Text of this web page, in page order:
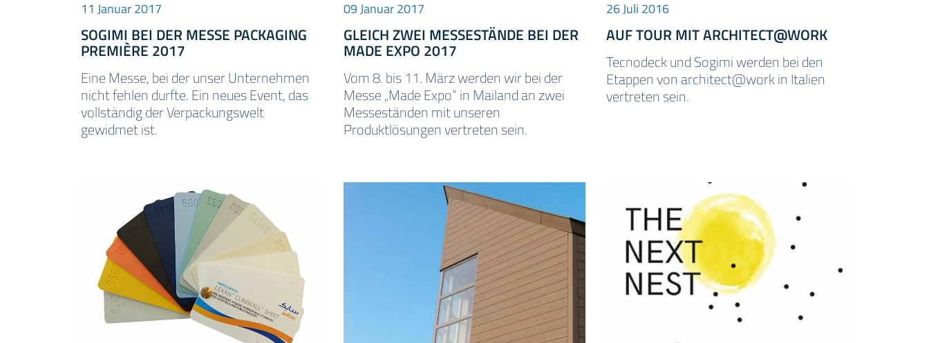
11 Januar 2017
SOGIMI BEI DER MESSE PACKAGING
PREMIÈRE 2017
Eine Messe, bei der unser Unternehmen
nicht fehlen durfte. Ein neues Event, das
vollständig der Verpackungswelt
gewidmet ist.
09 Januar 2017
GLEICH ZWEI MESSESTÄNDE BEI DER
MADE EXPO 2017
Vom 8. bis 11. März werden wir bei der
Messe „Made Expo“ in Mailand an zwei
Messeständen mit unseren
Produktlösungen vertreten sein.
26 Juli 2016
AUF TOUR MIT ARCHITECT@WORK
Tecnodeck und Sogimi werden bei den
Etappen von architect@work in Italien
vertreten sein.